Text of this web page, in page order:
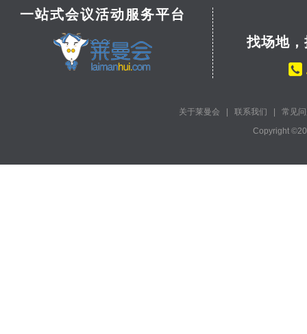
一站式会议活动服务平台
找场地
关于莱曼会 联系我们
常见
Copyright